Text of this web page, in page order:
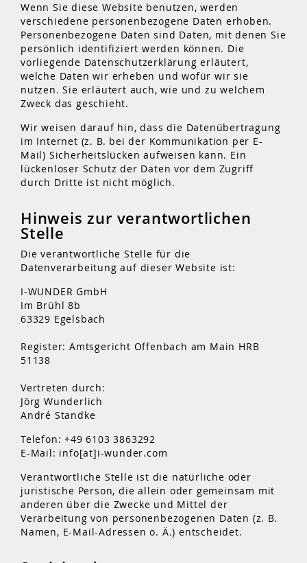
Wenn Sie diese Website benutzen, werden
verschiedene personenbezogene Daten erhoben.
Personenbezogene Daten sind Daten, mit denen Sie
persönlich identifiziert werden können. Die
vorliegende Datenschutzerklärung erläutert,
welche Daten wir erheben und wofür wir sie
nutzen. Sie erläutert auch, wie und zu welchem
Zweck das geschieht.
Wir weisen darauf hin, dass die Datenübertragung
im Internet (z. B. bei der Kommunikation per E-
Mail) Sicherheitslücken aufweisen kann. Ein
lückenloser Schutz der Daten vor dem Zugriff
durch Dritte ist nicht möglich.
Hinweis zur verantwortlichen
Stelle
Die verantwortliche Stelle für die
Datenverarbeitung auf dieser Website ist:
I-WUNDER GmbH
Im Brühl 8b
63329 Egelsbach
Register: Amtsgericht Offenbach am Main HRB
51138
Vertreten durch:
Jörg Wunderlich
André Standke
Telefon: +49 6103 3863292
E-Mail: info[at]i-wunder.com
Verantwortliche Stelle ist die natürliche oder
juristische Person, die allein oder gemeinsam mit
anderen über die Zwecke und Mittel der
Verarbeitung von personenbezogenen Daten (z. B.
Namen, E-Mail-Adressen o. Ä.) entscheidet.